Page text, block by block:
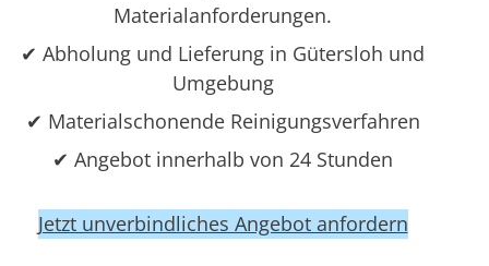
Materialanforderungen.
✔ Abholung und Lieferung in Gütersloh und
Umgebung
✔ Materialschonende Reinigungsverfahren
✔ Angebot innerhalb von 24 Stunden
Jetzt unverbindliches Angebot anfordern